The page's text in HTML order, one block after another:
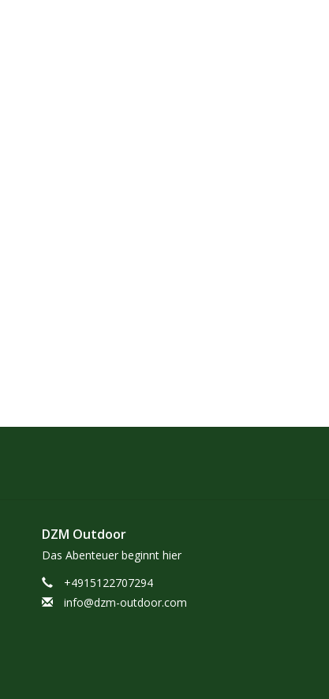
DZM Outdoor
Das Abenteuer beginnt hier
+4915122707294
info@dzm-outdoor.com